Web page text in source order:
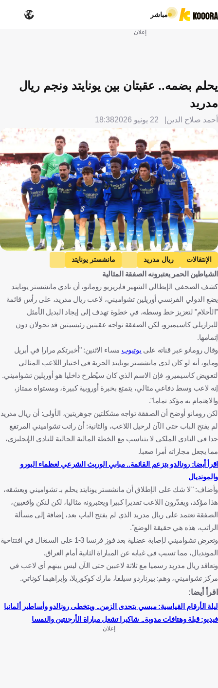
مباشر
إعلان
يحلم بضمه.. عقبتان بين يونايتد ونجم ريال
مدريد
أحمد صلاح الدين 22 يونيو 2026 18:38
Getty Images
الإنتقالات ريال مدريد
مانشستر يونايتد
أوريلين تشواميني
فرنسا ضد العراق
كأس العالم
إسبانيا إنجلترا فرنسا
العراق
الولايات المتحدة
كرة قدم
الشياطين الحمر يعتبرونه الصفقة المثالية
كشف الصحفي الإيطالي الشهير فابريزيو رومانو، أن نادي مانشستر يونايتد
يضع الدولي الفرنسي أوريلين تشواميني، لاعب ريال مدريد، على رأس قائمة
"الأحلام" لتعزيز خط وسطه، في خطوة تهدف إلى إيجاد البديل الأمثل
للبرازيلي كاسيميرو، لكن الصفقة تواجه عقبتين رئيسيتين قد تحولان دون
إتمامها.
وقال رومانو عبر قناته على يوتيوب مساء الاثنين: "أخبرتكم مرارا في أبريل
ومايو، أنه لو كان لدى مانشستر يونايتد الحرية في اختيار اللاعب المثالي
لتعويض كاسيميرو، فإن الاسم الذي كان سيُطرح داخليا هو أوريلين تشواميني.
إنه لاعب وسط دفاعي مثالي، يتمتع بخبرة أوروبية كبيرة، ومستواه ممتاز،
والاهتمام به مؤكد تماما".
لكن رومانو أوضح أن الصفقة تواجه مشكلتين جوهريتين، الأولى: أن ريال مدريد
لم يفتح الباب حتى الآن لرحيل اللاعب، والثانية: أن راتب تشواميني المرتفع
جدا في النادي الملكي لا يتناسب مع الخطة المالية الحالية للنادي الإنجليزي،
مما يجعل مجاراته أمرا صعبا.
اقرأ أيضا: رونالدو يتزعم القائمة.. مبابي الوريث الشرعي لعظماء اليورو
والمونديال
وأضاف: "لا شك على الإطلاق أن مانشستر يونايتد يحلم بـ تشواميني ويعشقه،
هذا مؤكد، ويقدّرون اللاعب تقديرا كبيرا ويعتبرونه مثاليا، لكن لنكن واقعيين،
الصفقة تعتمد على ريال مدريد الذي لم يفتح الباب بعد، إضافة إلى مسألة
الراتب، هذه هي حقيقة الوضع".
وتعرض تشواميني لإصابة عضلية بعد فوز فرنسا 3-1 على السنغال في افتتاحية
المونديال، مما تسبب في غيابه عن المباراة الثانية أمام العراق.
وتعاقد ريال مدريد رسميا مع ثلاثة لاعبين حتى الآن ليس بينهم أي لاعب في
مركز تشواميني، وهم: بيرناردو سيلفا، مارك كوكوريلا، وإبراهيما كوناتي.
اقرأ أيضا:
ليلة الأرقام القياسية: ميسي يتحدى الزمن.. ويتخطى رونالدو وأساطير ألمانيا
فيديو: قبلة وهتافات مدوية.. شاكيرا تشعل مباراة الأرجنتين والنمسا
إعلان